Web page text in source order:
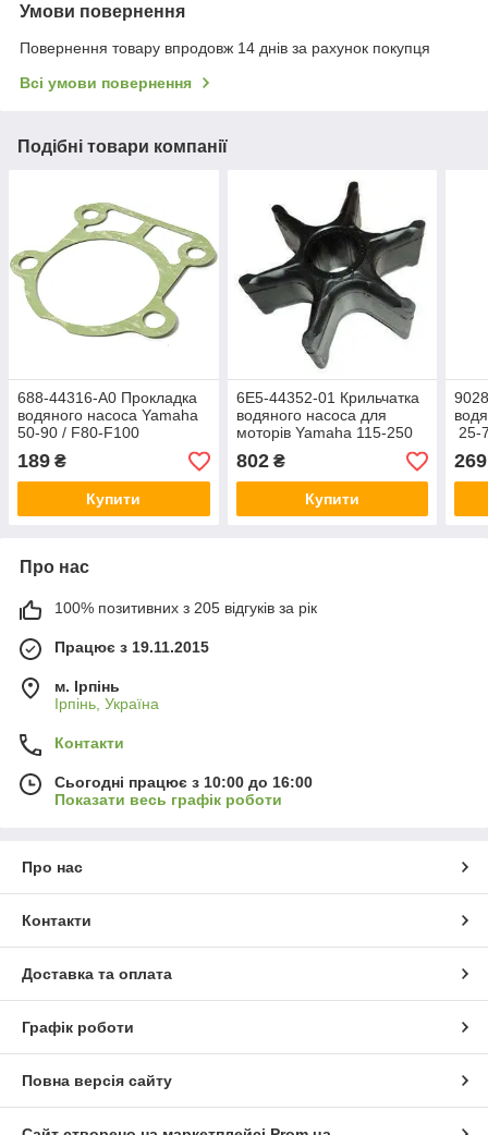
Умови повернення
Повернення товару впродовж 14 днів за рахунок покупця
Всі умови повернення
Подібні товари компанії
688-44316-A0 Прокладка
водяного насоса Yamaha
50-90 / F80-F100
189 ₴
Купити
6E5-44352-01 Крильчатка
водяного насоса для
моторів Yamaha 115-250
л.с
802₴
Купити
25-
269
Про нас
100% позитивних з 205 відгуків за рік
Працює з 19.11.2015
м. Ірпінь
Ірпінь, Україна
Контакти
Сьогодні працює з 10:00 до 16:00
Показати весь графік роботи
Про нас
Контакти
Доставка та оплата
Графік роботи
Повна версія сайту